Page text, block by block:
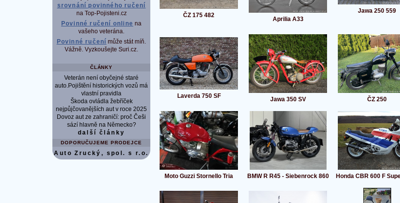
srovnání povinného ručení
na Top-Pojisteni.cz
Povinné ručení online na
vašeho veterána.
Povinné ručení může stát míň.
Vážně. Vyzkoušejte Suri.cz.
ČLÁNKY
Veterán není obyčejné staré
auto.Pojištění historických vozů má
vlastní pravidla
Škoda ovládla žebříček
nejpůjčovanějších aut v roce 2025
Dovoz aut ze zahraničí: proč Češi
sází hlavně na Německo?
další články
DOPORUČUJEME PRODEJCE
Auto Zrucký, spol. s r.o.
ČZ 175 482
Aprilia A33
Jawa 250 559
Laverda 750 SF Jawa 350 SV ČZ 250
Moto Guzzi Stornello Tria BMW R R45 - Siebenrock 860 Honda CBR 600 F